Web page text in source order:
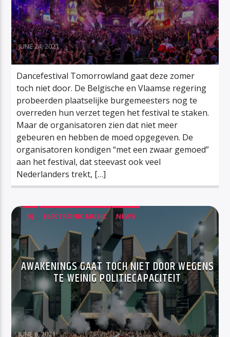
JUNE 24, 2021
Dancefestival Tomorrowland gaat deze zomer
toch niet door. De Belgische en Vlaamse regering
probeerden plaatselijke burgemeesters nog te
overreden hun verzet tegen het festival te staken.
Maar de organisatoren zien dat niet meer
gebeuren en hebben de moed opgegeven. De
organisatoren kondigen “met een zwaar gemoed”
aan het festival, dat steevast ook veel
Nederlanders trekt, […]
DJ ELECTRONIC MUSIC NEWS
AWAKENINGS GAAT TOCH NIET DOOR WEGENS
TE WEINIG POLITIECAPACITEIT
JUNE 6, 2021